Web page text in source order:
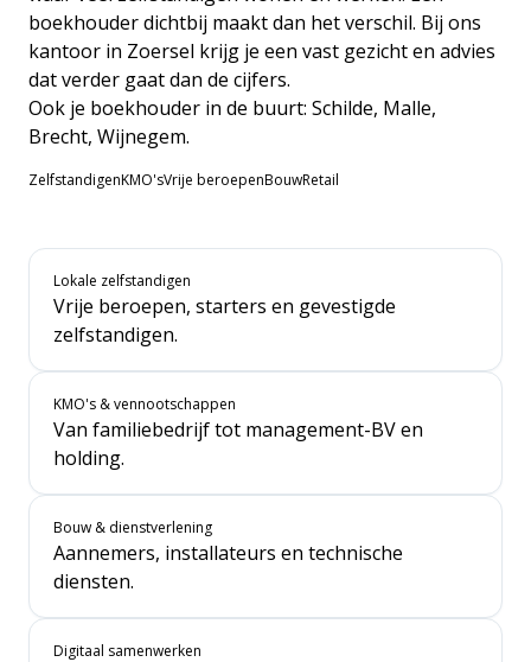
boekhouder dichtbij maakt dan het verschil. Bij ons
kantoor in Zoersel krijg je een vast gezicht en advies
dat verder gaat dan de cijfers.
Ook je boekhouder in de buurt: Schilde, Malle,
Brecht, Wijnegem.
ZelfstandigenKMO'sVrije beroepenBouwRetail
Lokale zelfstandigen
Vrije beroepen, starters en gevestigde
zelfstandigen.
KMO's & vennootschappen
Van familiebedrijf tot management-BV en
holding.
Bouw & dienstverlening
Aannemers, installateurs en technische
diensten.
Digitaal samenwerken